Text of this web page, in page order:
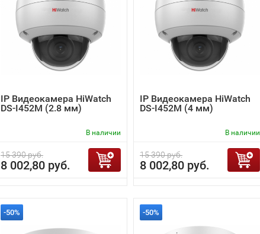
IP Видеокамера HiWatch
DS-I452M (2.8 мм)
В наличии
15 390 руб.
8 002,80 руб.
IP Видеокамера HiWatch
DS-I452M (4 мм)
В наличии
15 390 руб.
8 002,80 руб.
-50% -50%